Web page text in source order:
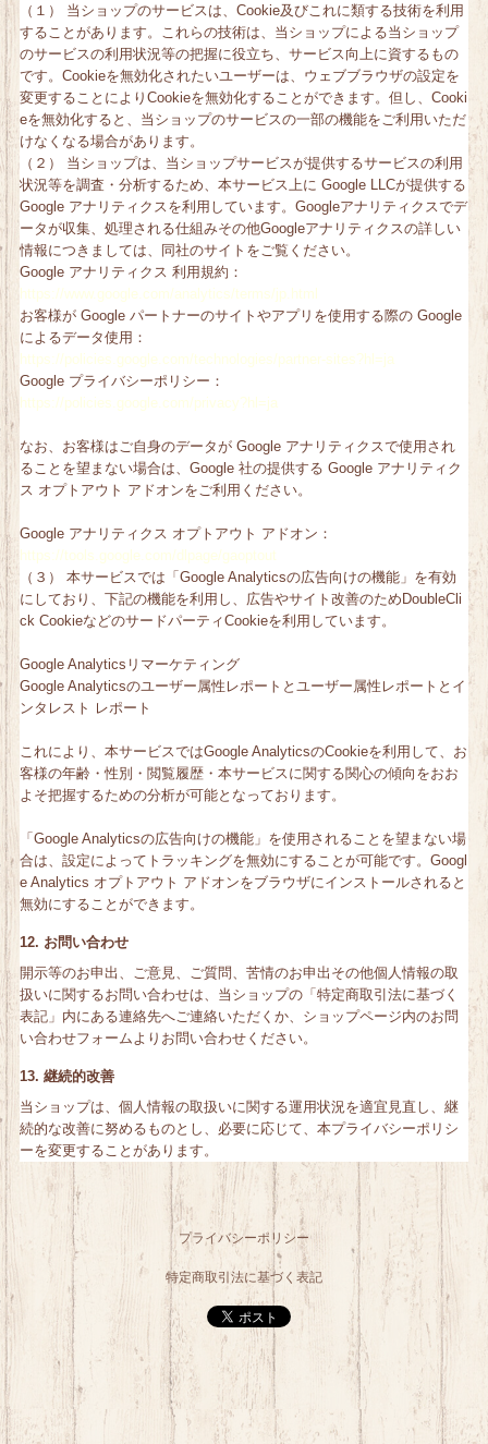
（１） 当ショップのサービスは、Cookie及びこれに類する技術を利用
することがあります。これらの技術は、当ショップによる当ショップ
のサービスの利用状況等の把握に役立ち、サービス向上に資するもの
です。Cookieを無効化されたいユーザーは、ウェブブラウザの設定を
変更することによりCookieを無効化することができます。但し、Cooki
eを無効化すると、当ショップのサービスの一部の機能をご利用いただ
けなくなる場合があります。
（２） 当ショップは、当ショップサービスが提供するサービスの利用
状況等を調査・分析するため、本サービス上に Google LLCが提供する
Google アナリティクスを利用しています。Googleアナリティクスでデ
ータが収集、処理される仕組みその他Googleアナリティクスの詳しい
情報につきましては、同社のサイトをご覧ください。
Google アナリティクス 利用規約：
https://www.google.com/analytics/terms/jp.html
お客様が Google パートナーのサイトやアプリを使用する際の Google
によるデータ使用：
https://policies.google.com/technologies/partner-sites?hl=ja
Google プライバシーポリシー：
https://policies.google.com/privacy?hl=ja
なお、お客様はご自身のデータが Google アナリティクスで使用され
ることを望まない場合は、Google 社の提供する Google アナリティク
ス オプトアウト アドオンをご利用ください。
Google アナリティクス オプトアウト アドオン：
https://tools.google.com/dlpage/gaoptout
（３） 本サービスでは「Google Analyticsの広告向けの機能」を有効
にしており、下記の機能を利用し、広告やサイト改善のためDoubleCli
ck CookieなどのサードパーティCookieを利用しています。
Google Analyticsリマーケティング
Google Analyticsのユーザー属性レポートとユーザー属性レポートとイ
ンタレスト レポート
これにより、本サービスではGoogle AnalyticsのCookieを利用して、お
客様の年齢・性別・閲覧履歴・本サービスに関する関心の傾向をおお
よそ把握するための分析が可能となっております。
「Google Analyticsの広告向けの機能」を使用されることを望まない場
合は、設定によってトラッキングを無効にすることが可能です。Googl
e Analytics オプトアウト アドオンをブラウザにインストールされると
無効にすることができます。
12. お問い合わせ
開示等のお申出、ご意見、ご質問、苦情のお申出その他個人情報の取
扱いに関するお問い合わせは、当ショップの「特定商取引法に基づく
表記」内にある連絡先へご連絡いただくか、ショップページ内のお問
い合わせフォームよりお問い合わせください。
13. 継続的改善
当ショップは、個人情報の取扱いに関する運用状況を適宜見直し、継
続的な改善に努めるものとし、必要に応じて、本プライバシーポリシ
ーを変更することがあります。
プライバシーポリシー
特定商取引法に基づく表記